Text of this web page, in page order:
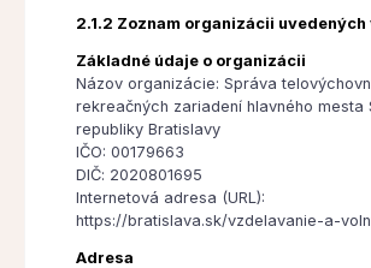
2.1.2 Zoznam organizácii uvedených
Základné údaje o organizácii
Názov organizácie: Správa
rekreačných zariadení hlavného mesta
republiky Bratislavy
IČO: 00179663
DIČ: 2020801695
Internetová adresa (URL):
https://bratislava.sk/vzdelavanie-a-
Adresa